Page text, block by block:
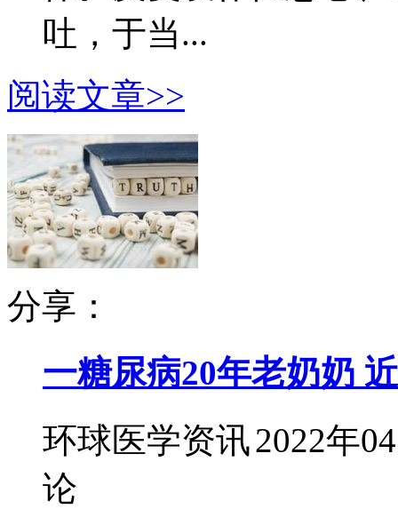
吐，于当...
阅读文章>>
分享：
一糖尿病20年老奶奶
环球医学资讯2022年
论